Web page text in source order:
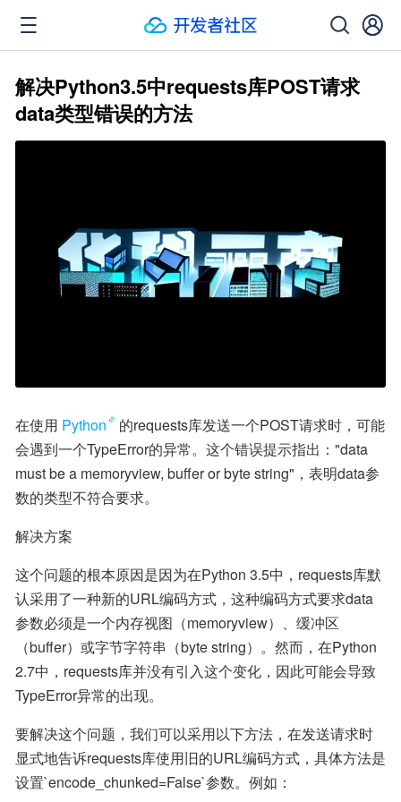
解决Python3.5中requests库POST请求
data类型错误的方法
在使用 Python
的requests库发送一个POST请求时，可能
会遇到一个TypeError的异常。这个错误提示指出："data
must be a memoryview, buffer or byte string"，表明data参
数的类型不符合要求。
解决方案
这个问题的根本原因是因为在Python 3.5中，requests库默
认采用了一种新的URL编码方式，这种编码方式要求data
参数必须是一个内存视图（memoryview）、缓冲区
（buffer）或字节字符串（byte string）。然而，在Python
2.7中，requests库并没有引入这个变化，因此可能会导致
TypeError异常的出现。
要解决这个问题，我们可以采用以下方法，在发送请求时
显式地告诉requests库使用旧的URL编码方式，具体方法是
设置`encode_chunked=False`参数。例如：